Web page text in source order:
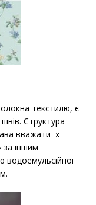
текстилю, є
Структура
вважати їх
іншим